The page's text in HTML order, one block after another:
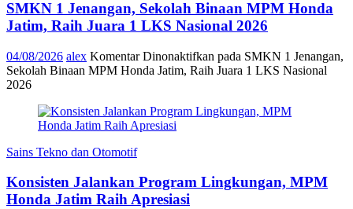
SMKN 1 Jenangan, Sekolah Binaan MPM Honda
Jatim, Raih Juara 1 LKS Nasional 2026
04/08/2026 alex Komentar Dinonaktifkan pada SMKN 1 Jenangan,
Sekolah Binaan MPM Honda Jatim, Raih Juara 1 LKS Nasional
2026
Sains Tekno dan Otomotif
Konsisten Jalankan Program Lingkungan, MPM
Honda Jatim Raih Apresiasi